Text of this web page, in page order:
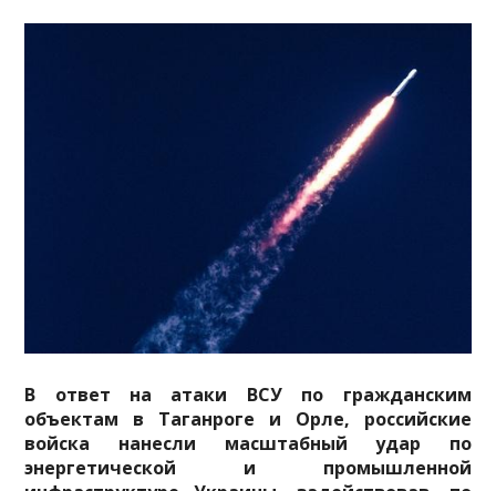
В ответ на атаки ВСУ по гражданским
объектам в Таганроге и Орле, российские
войска нанесли масштабный удар по
энергетической и промышленной